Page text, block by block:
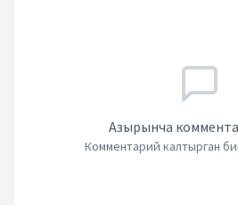
Азырынча
Комментарий калтырган